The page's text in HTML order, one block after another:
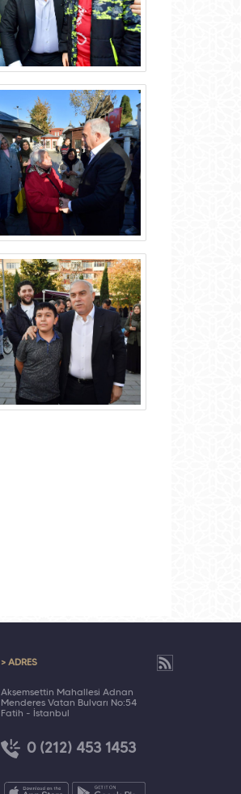
> ADRES
Akşemsettin Mahallesi Adnan
Menderes Vatan Bulvarı No:54
Fatih - İstanbul
0 (212) 453 1453